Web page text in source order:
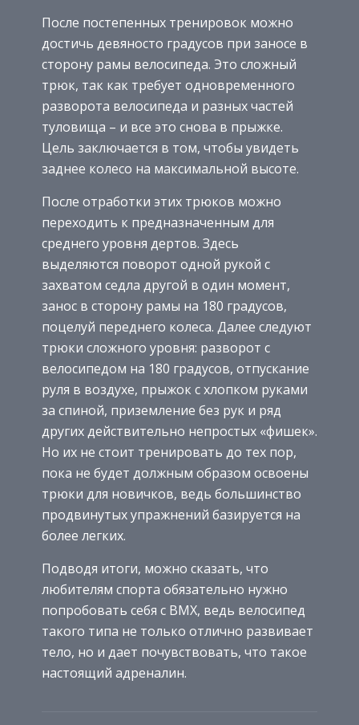
После постепенных тренировок можно
достичь девяносто градусов при заносе в
сторону рамы велосипеда. Это сложный
трюк, так как требует одновременного
разворота велосипеда и разных частей
туловища – и все это снова в прыжке.
Цель заключается в том, чтобы увидеть
заднее колесо на максимальной высоте.
После отработки этих трюков можно
переходить к предназначенным для
среднего уровня дертов. Здесь
выделяются поворот одной рукой с
захватом седла другой в один момент,
занос в сторону рамы на 180 градусов,
поцелуй переднего колеса. Далее следуют
трюки сложного уровня: разворот с
велосипедом на 180 градусов, отпускание
руля в воздухе, прыжок с хлопком руками
за спиной, приземление без рук и ряд
других действительно непростых «фишек».
Но их не стоит тренировать до тех пор,
пока не будет должным образом освоены
трюки для новичков, ведь большинство
продвинутых упражнений базируется на
более легких.
Подводя итоги, можно сказать, что
любителям спорта обязательно нужно
попробовать себя с BMX, ведь велосипед
такого типа не только отлично развивает
тело, но и дает почувствовать, что такое
настоящий адреналин.